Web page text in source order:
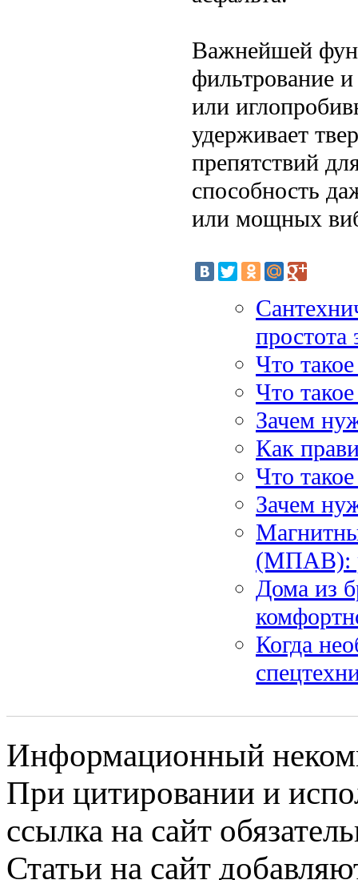
Важнейшей
фильтрование
или
удерживает
препятствий
способность
или мощных
простота
Что
Что
Зачем
Как
Что
Зачем
(МПАВ):
Дома из
Когда
Информационный
При цитировании и
ссылка на сайт
Статьи на сайт